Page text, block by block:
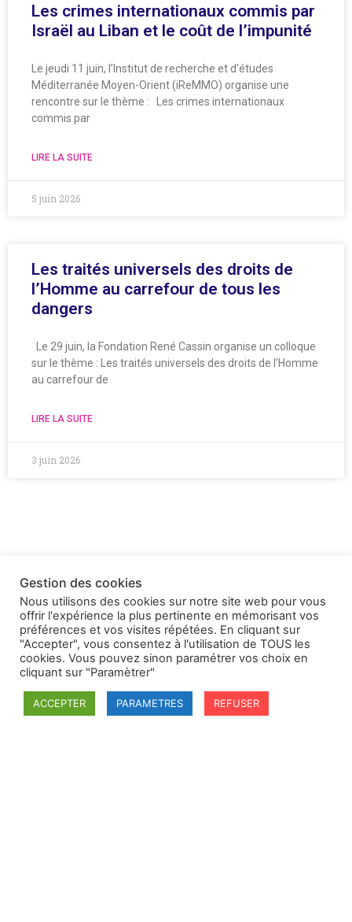
Les crimes internationaux commis par
Israël au Liban et le coût de l’impunité
Le jeudi 11 juin, l’Institut de recherche et d’études
Méditerranée Moyen-Orient (iReMMO) organise une
rencontre sur le thème : Les crimes internationaux
commis par
LIRE LA SUITE
5 juin 2026
Les traités universels des droits de
l’Homme au carrefour de tous les
dangers
Le 29 juin, la Fondation René Cassin organise un colloque
sur le thème : Les traités universels des droits de l’Homme
au carrefour de
LIRE LA SUITE
3 juin 2026
Gestion des cookies
Nous utilisons des cookies sur notre site web pour vous
offrir l'expérience la plus pertinente en mémorisant vos
préférences et vos visites répétées. En cliquant sur
"Accepter", vous consentez à l'utilisation de TOUS les
cookies. Vous pouvez sinon paramétrer vos choix en
cliquant sur "Paramètrer"
ACCEPTER PARAMETRES REFUSER